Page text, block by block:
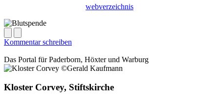
webverzeichnis
Kommentar schreiben
Das Portal fürPaderborn, Höxterund Warburg
Kloster Corvey, Stiftskirche